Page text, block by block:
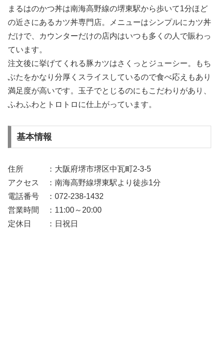
まるはのかつ丼は南海高野線の堺東駅から歩いて1分ほど
の近さにあるカツ丼専門店。メニューはシンプルにカツ丼
だけで、カウンターだけの店内はいつも多くの人で賑わっ
ています。
注文後に挙げてくれる豚カツはさくっとジューシー。もち
ぶたをかなり分厚くスライスしているので食べ応えもあり
満足度が高いです。玉子でとじるのにもこだわりがあり、
ふわふわとトロトロに仕上がっています。
基本情報
住所 ：大阪府堺市堺区中瓦町2-3-5
アクセス ：南海高野線堺東駅より徒歩1分
電話番号 ：072-238-1432
営業時間 ：11:00～20:00
定休日 ：日祝日